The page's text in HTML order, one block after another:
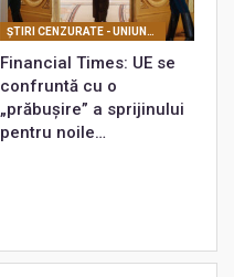
ŞTIRI CENZURATE - UNIUNEA EUROPEANĂ
Financial Times: UE se
confruntă cu o
„prăbușire” a sprijinului
pentru noile…